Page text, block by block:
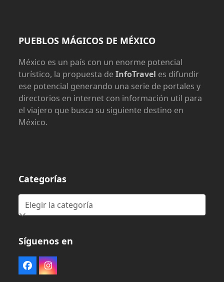
PUEBLOS MÁGICOS DE MÉXICO
México es un país con un enorme potencial
turístico, la propuesta deInfoTravel es difundir
ese potencial generando una serie de portales y
directorios en internet con información util para
el viajero que busca su siguiente destino en
México.
Categorías
Categorías
Síguenos en
FacebookInstagram